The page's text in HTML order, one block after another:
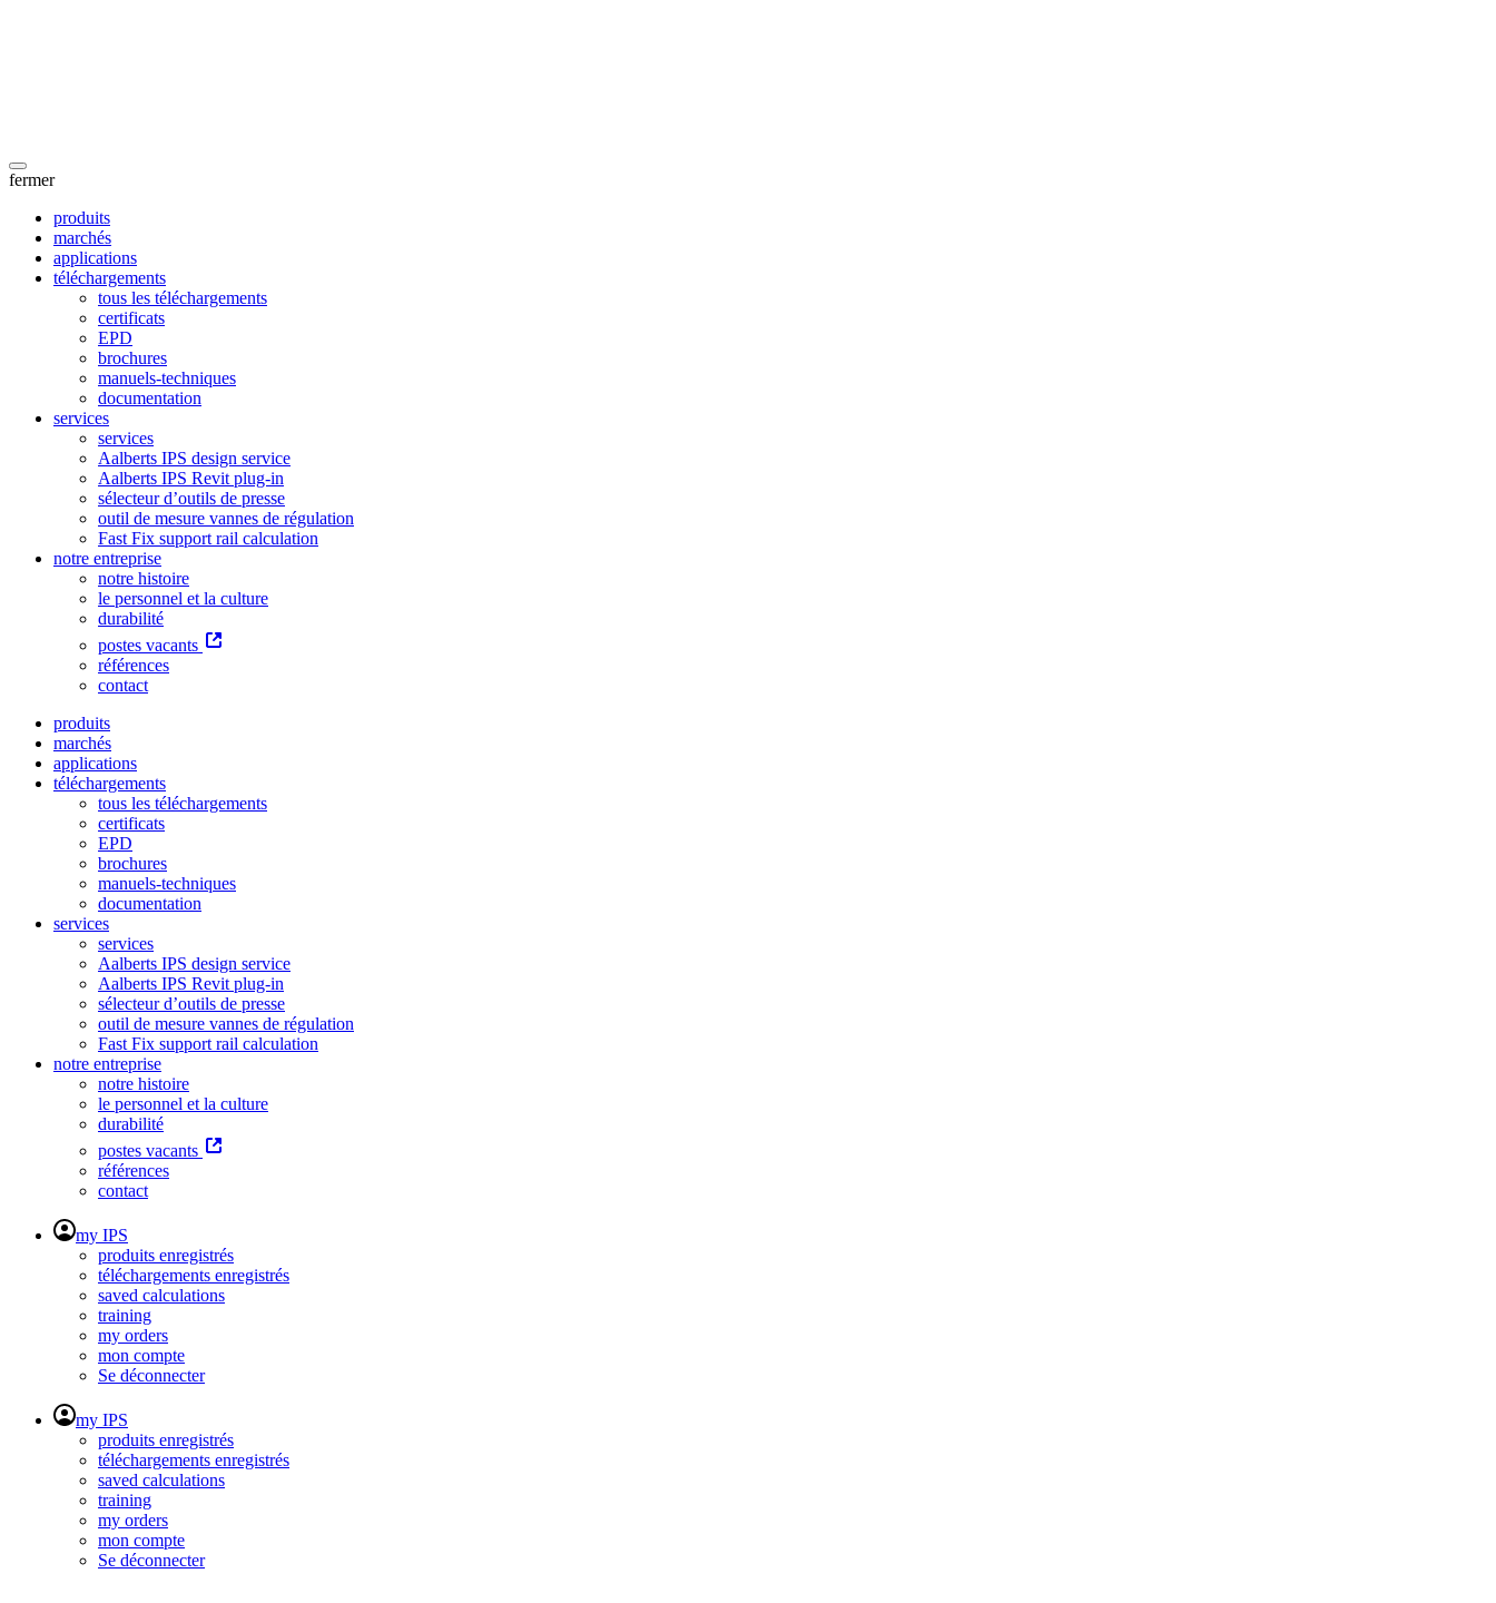
fermer
produits
marchés
applications
téléchargements
tous les téléchargements
certificats
EPD
brochures
manuels-techniques
documentation
services
services
Aalberts IPS design service
Aalberts IPS Revit plug-in
sélecteur d’outils de presse
outil de mesure vannes de régulation
Fast Fix support rail calculation
notre entreprise
notre histoire
le personnel et la culture
durabilité
postes vacants
références
contact
produits
marchés
applications
téléchargements
tous les téléchargements
certificats
EPD
brochures
manuels-techniques
documentation
services
services
Aalberts IPS design service
Aalberts IPS Revit plug-in
sélecteur d’outils de presse
outil de mesure vannes de régulation
Fast Fix support rail calculation
notre entreprise
notre histoire
le personnel et la culture
durabilité
postes vacants
références
contact
my IPS
produits enregistrés
téléchargements enregistrés
saved calculations
training
my orders
mon compte
Se déconnecter
my IPS
produits enregistrés
téléchargements enregistrés
saved calculations
training
my orders
mon compte
Se déconnecter